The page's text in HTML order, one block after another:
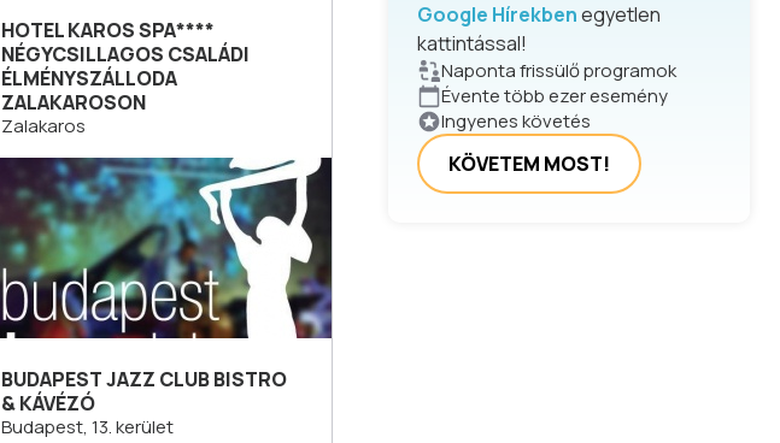
HOTEL KAROS SPA****
NÉGYCSILLAGOS CSALÁDI
ÉLMÉNYSZÁLLODA
ZALAKAROSON
Zalakaros
BUDAPEST JAZZ CLUB BISTRO
& KÁVÉZÓ
Budapest, 13. kerület
Google Hírekbenegyetlen
kattintással!
Naponta frissülő programok
Évente több ezer esemény
Ingyenes követés
KÖVETEM MOST!